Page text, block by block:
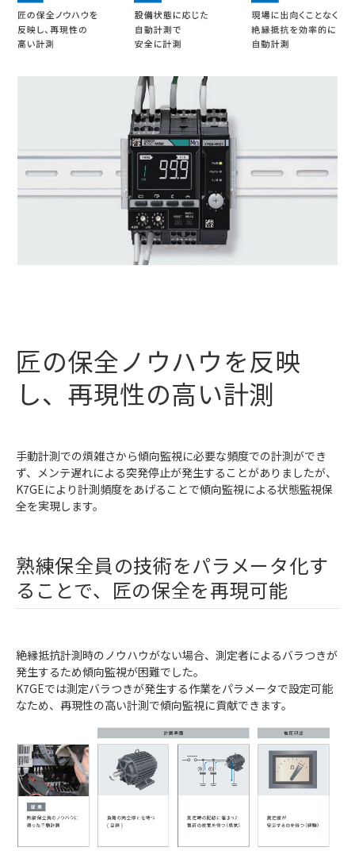
匠の保全ノウハウを反映
し、再現性の高い計測
手動計測での煩雑さから傾向監視に必要な頻度での計測ができ
ず、メンテ遅れによる突発停止が発生することがありましたが、
K7GEにより計測頻度をあげることで傾向監視による状態監視保
全を実現します。
熟練保全員の技術をパラメータ化す
ることで、匠の保全を再現可能
絶縁抵抗計測時のノウハウがない場合、測定者によるバラつきが
発生するため傾向監視が困難でした。
K7GEでは測定バラつきが発生する作業をパラメータで設定可能
なため、再現性の高い計測で傾向監視に貢献できます。